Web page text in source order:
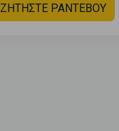
ΖΗΤΗΣΤΕ ΡΑΝΤΕΒΟΥ